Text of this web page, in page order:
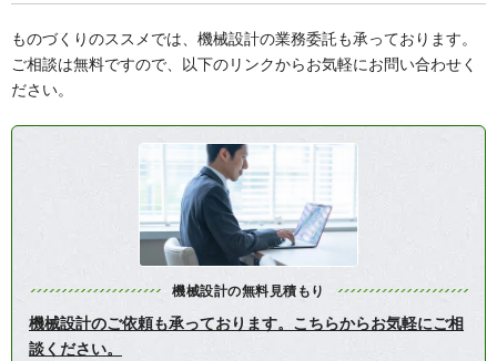
ものづくりのススメでは、機械設計の業務委託も承っております。
ご相談は無料ですので、以下のリンクからお気軽にお問い合わせく
ださい。
機械設計の無料見積もり
機械設計のご依頼も承っております。こちらからお気軽にご相
談ください。